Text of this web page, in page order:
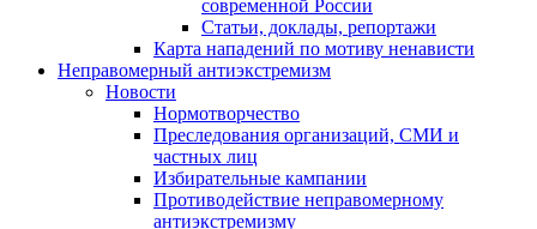
современной России
Статьи, доклады, репортажи
Карта нападений по мотиву ненависти
Неправомерный антиэкстремизм
Новости
Нормотворчество
Преследования организаций, СМИ и
частных лиц
Избирательные кампании
Противодействие неправомерному
антиэкстремизму